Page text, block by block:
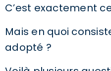
C’est exactement
Mais en quoi
adopté ?